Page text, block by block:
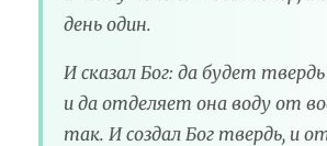
день один.
И сказал Бог: да будет
и да отделяет она воду от
так. И создал Бог твердь, и